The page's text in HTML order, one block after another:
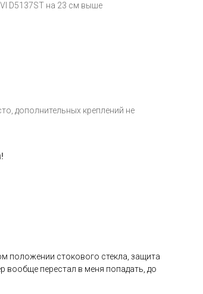
D5137ST на 23 см выше
дополнительных креплений не
положении стокового стекла, защита
вообще перестал в меня попадать, до